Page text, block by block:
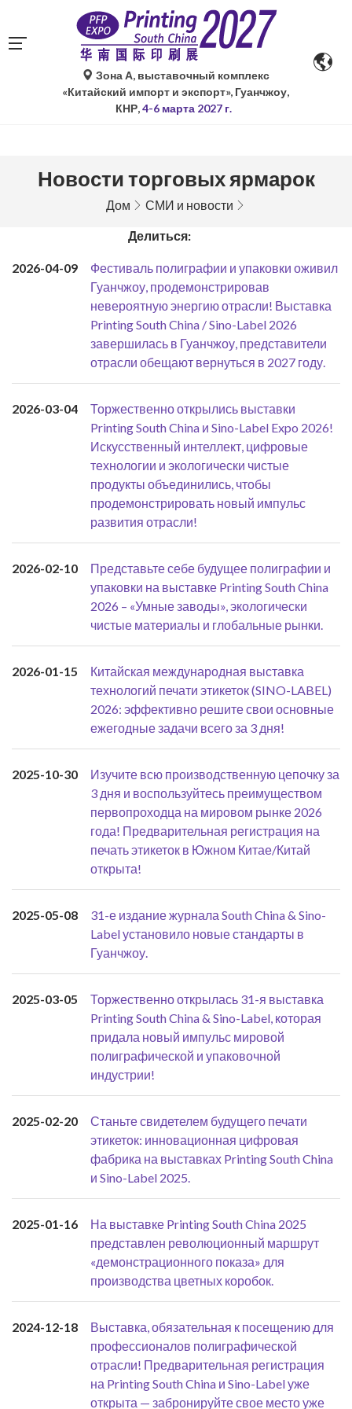
Зона А, выставочный комплекс
«Китайский импорт и экспорт», Гуанчжоу,
КНР,4-6 марта 2027 г.
Новости торговых ярмарок
Дом СМИ и новости
Делиться:
2026-04-09
Фестиваль полиграфии и упаковки оживил
Гуанчжоу, продемонстрировав
невероятную энергию отрасли! Выставка
Printing South China / Sino-Label 2026
завершилась в Гуанчжоу, представители
отрасли обещают вернуться в 2027 году.
2026-03-04
Торжественно открылись выставки
Printing South China и Sino-Label Expo 2026!
Искусственный интеллект, цифровые
технологии и экологически чистые
продукты объединились, чтобы
продемонстрировать новый импульс
развития отрасли!
2026-02-10
Представьте себе будущее полиграфии и
упаковки на выставке Printing South China
2026 – «Умные заводы», экологически
чистые материалы и глобальные рынки.
2026-01-15
Китайская международная выставка
технологий печати этикеток (SINO-LABEL)
2026: эффективно решите свои основные
ежегодные задачи всего за 3 дня!
2025-10-30
Изучите всю производственную цепочку за
3 дня и воспользуйтесь преимуществом
первопроходца на мировом рынке 2026
года! Предварительная регистрация на
печать этикеток в Южном Китае/Китай
открыта!
2025-05-08
31-е издание журнала South China & Sino-
Label установило новые стандарты в
Гуанчжоу.
2025-03-05
Торжественно открылась 31-я выставка
Printing South China & Sino-Label, которая
придала новый импульс мировой
полиграфической и упаковочной
индустрии!
2025-02-20
Станьте свидетелем будущего печати
этикеток: инновационная цифровая
фабрика на выставках Printing South China
и Sino-Label 2025.
2025-01-16
На выставке Printing South China 2025
представлен революционный маршрут
«демонстрационного показа» для
производства цветных коробок.
2024-12-18
Выставка, обязательная к посещению для
профессионалов полиграфической
отрасли! Предварительная регистрация
на Printing South China и Sino-Label уже
открыта — забронируйте свое место уже